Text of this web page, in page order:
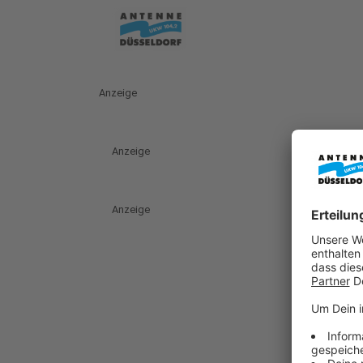
Anzeige
Anzeige
Anzeige